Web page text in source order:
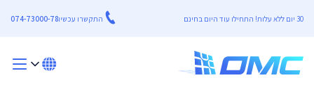
30 יום ללא עלות! התחילו עוד היום בחינם התקשרו עכשיו074-73000-78